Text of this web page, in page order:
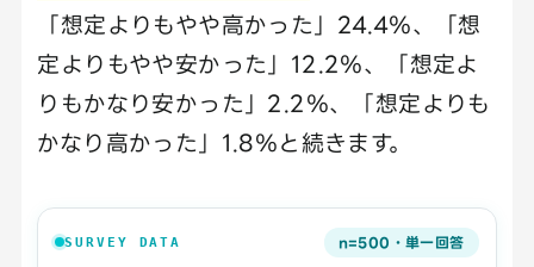
「想定よりもやや高かった」24.4％、「想
定よりもやや安かった」12.2％、「想定よ
りもかなり安かった」2.2％、「想定よりも
かなり高かった」1.8％と続きます。
SURVEY DATA n=500・単一回答